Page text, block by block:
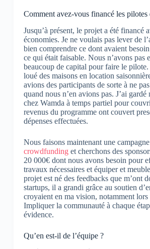
Comment avez-vous financé les pilotes
Jusqu’à présent, le projet a été financé
économies. Je ne voulais pas lever de
bien comprendre ce dont avaient
ce qui était faisable. Nous n’avons pas
beaucoup de capital pour faire le pilote.
loué des maisons en location
avions des participants de sorte à ne
quand nous n’en avions pas. J’ai
chez Wamda à temps partiel pour
revenus du programme ont couvert
dépenses effectuées.
Nous faisons maintenant une
crowdfundinget cherchons des
20 000€ dont nous avons besoin pour
travaux nécessaires et équiper et
projet est né des feedbacks que m’ont
startups, il a grandi grâce au soutien
croyaient en ma vision, notamment
Impliquer la communauté à chaque
évidence.
Qu’en est-il de l’équipe ?